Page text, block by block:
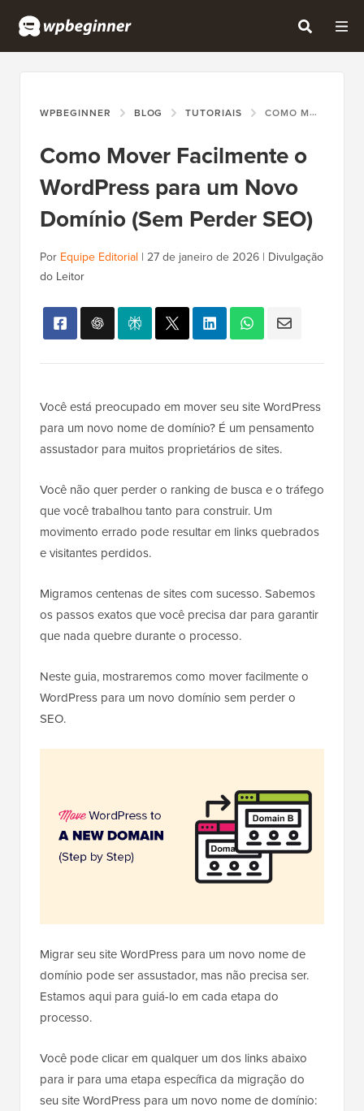
WPBEGINNER BLOG TUTORIAIS COMO MOVER FACILMENTE O WORDPRESS PARA UM NOVO DOMÍNIO (SEM PERDER SEO)
Como Mover Facilmente o
WordPress para um Novo
Domínio (Sem Perder SEO)
Por Equipe Editorial | 27 de janeiro de 2026 | Divulgação
do Leitor
Você está preocupado em mover seu site WordPress
para um novo nome de domínio? É um pensamento
assustador para muitos proprietários de sites.
Você não quer perder o ranking de busca e o tráfego
que você trabalhou tanto para construir. Um
movimento errado pode resultar em links quebrados
e visitantes perdidos.
Migramos centenas de sites com sucesso. Sabemos
os passos exatos que você precisa dar para garantir
que nada quebre durante o processo.
Neste guia, mostraremos como mover facilmente o
WordPress para um novo domínio sem perder o
SEO.
Migrar seu site WordPress para um novo nome de
domínio pode ser assustador, mas não precisa ser.
Estamos aqui para guiá-lo em cada etapa do
processo.
Você pode clicar em qualquer um dos links abaixo
para ir para uma etapa específica da migração do
seu site WordPress para um novo nome de domínio: